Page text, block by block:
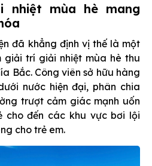
nhiệt mùa hè mang
đã khẳng định vị thế là một
giải trí giải nhiệt mùa hè thu
Bắc. Công viên sở hữu hàng
nước hiện đại, phân chia
trượt cảm giác mạnh uốn
cho đến các khu vực bơi lội
cho trẻ em.